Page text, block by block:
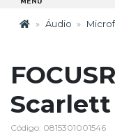
Áudio
Scarlett
Código: 0815301001546